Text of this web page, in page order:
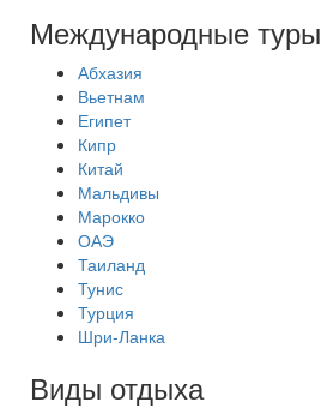
Международные туры
Абхазия
Вьетнам
Египет
Кипр
Китай
Мальдивы
Марокко
ОАЭ
Таиланд
Тунис
Турция
Шри-Ланка
Виды отдыха